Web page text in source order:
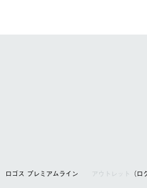
ロゴス プレミアムライン アウトレット （